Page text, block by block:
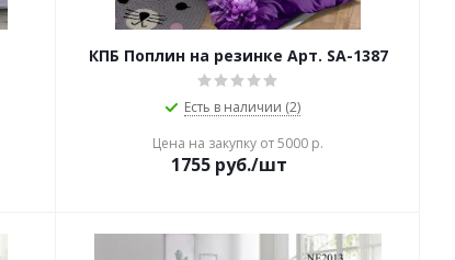
КПБ Поплин на резинке Арт. SA-1387
Есть в наличии (2)
Цена на закупку от 5000 р.
1755 руб./шт